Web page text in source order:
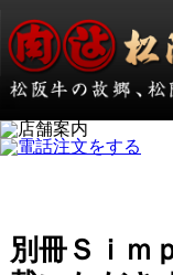
別冊Ｓｉ